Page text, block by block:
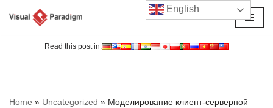
Read this post in:
Home » Uncategorized » Моделирование клиент-серверной
English